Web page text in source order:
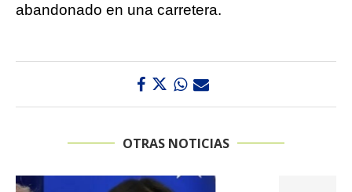
abandonado en una carretera.
OTRAS NOTICIAS